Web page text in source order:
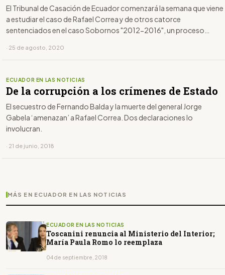
El Tribunal de Casación de Ecuador comenzará la semana que viene
a estudiar el caso de Rafael Correa y de otros catorce
sentenciados en el caso Sobornos "2012-2016", un proceso
2021, en caso de que los jueces llegaran a resolver hasta el 17 de
septiembre, fecha para la inscripción de aspiraciones.
· 25 de agosto, 2020
ECUADOR EN LAS NOTICIAS
De la corrupción a los crímenes de Estado
El secuestro de Fernando Balda y la muerte del general Jorge
Gabela ‘amenazan’ a Rafael Correa. Dos declaraciones lo
involucran.
· 21 de junio, 2018
MÁS EN ECUADOR EN LAS NOTICIAS
ECUADOR EN LAS NOTICIAS
Toscanini renuncia al Ministerio del Interior;
María Paula Romo lo reemplaza
04 de septiembre, 2018